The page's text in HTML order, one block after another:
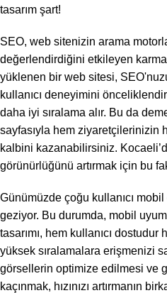
tasarım şart!
SEO, web sitenizin arama
değerlendirdiğini etkileyen
yüklenen bir web sitesi,
kullanıcı deneyimini
daha iyi sıralama alır. Bu da
sayfasıyla hem ziyaretçilerinizin
kalbini kazanabilirsiniz.
görünürlüğünü artırmak için bu
Günümüzde çoğu kullanıcı
geziyor. Bu durumda, mobil
tasarımı, hem kullanıcı
yüksek sıralamalara erişmenizi
görsellerin optimize edilmesi ve
kaçınmak, hızınızı artırmanın